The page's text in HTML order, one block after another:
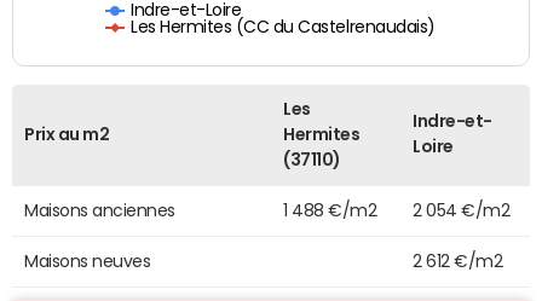
Indre-et-Loire
Les Hermites (CC du Castelrenaudais)
Prix au m2
Les
Hermites
(37110)
Indre-et-
Loire
Maisons anciennes 1 488 €/m2 2 054 €/m2
Maisons neuves 2 612 €/m2